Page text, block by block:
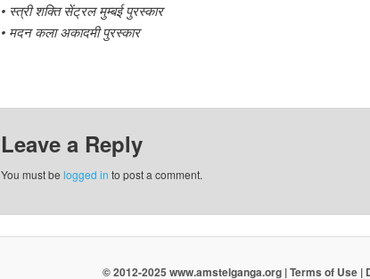
• स्त्री शक्ति सेंट्रल मुम्बई पुरस्कार
• मदन कला अकादमी पुरस्कार
Leave a Reply
You must be logged in to post a comment.
© 2012-2025 www.amstelganga.org | Terms of Use |